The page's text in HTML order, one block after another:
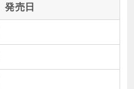
発売日